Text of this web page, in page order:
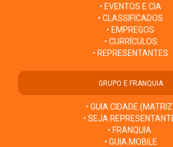
• EVENTOS E CIA
• CLASSIFICADOS
• EMPREGOS
• CURRÍCULOS
• REPRESENTANTES
GRUPO E FRANQUIA
• GUIA CIDADE
• SEJA
• FRANQUIA
• GUIA MOBILE